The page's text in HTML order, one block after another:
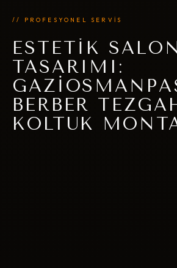
// PROFESYONEL SERVİS
ESTETIK SALON
TASARIMI:
BERBER
KOLTUK